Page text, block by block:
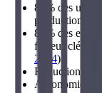
82% des
production (
84% des
facteur clé
2024)
Réduction des
Autonomie